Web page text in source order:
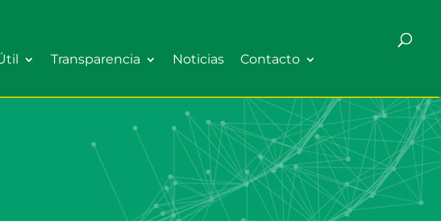
Transparencia Noticias Contacto